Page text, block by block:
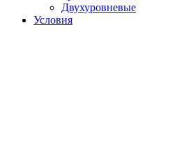
Двухуровневые
Условия